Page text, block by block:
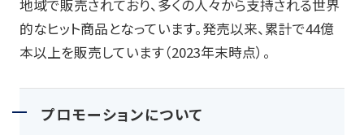
地域で販売されており、多くの人々から支持される世界
的なヒット商品となっています。発売以来、累計で44億
本以上を販売しています（2023年末時点）。
プロモーションについて